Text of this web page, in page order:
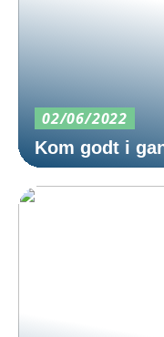
02/06/2022
Kom godt i